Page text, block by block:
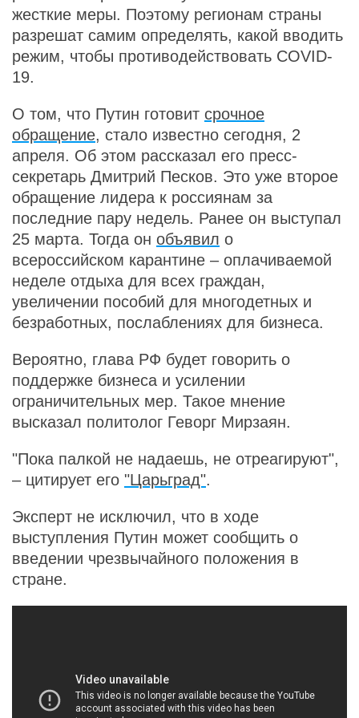
жесткие меры. Поэтому регионам страны
разрешат самим определять, какой вводить
режим, чтобы противодействовать COVID-
19.
О том, что Путин готовит срочное
обращение, стало известно сегодня, 2
апреля. Об этом рассказал его пресс-
секретарь Дмитрий Песков. Это уже второе
обращение лидера к россиянам за
последние пару недель. Ранее он выступал
25 марта. Тогда он объявил о
всероссийском карантине – оплачиваемой
неделе отдыха для всех граждан,
увеличении пособий для многодетных и
безработных, послаблениях для бизнеса.
Вероятно, глава РФ будет говорить о
поддержке бизнеса и усилении
ограничительных мер. Такое мнение
высказал политолог Геворг Мирзаян.
"Пока палкой не надаешь, не отреагируют",
– цитирует его "Царьград".
Эксперт не исключил, что в ходе
выступления Путин может сообщить о
введении чрезвычайного положения в
стране.